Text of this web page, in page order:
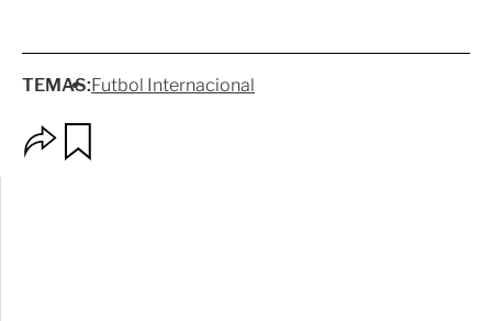
TEMAS:Futbol Internacional